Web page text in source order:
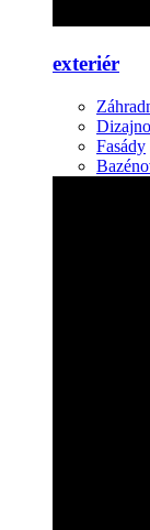
exteriér
Fasády